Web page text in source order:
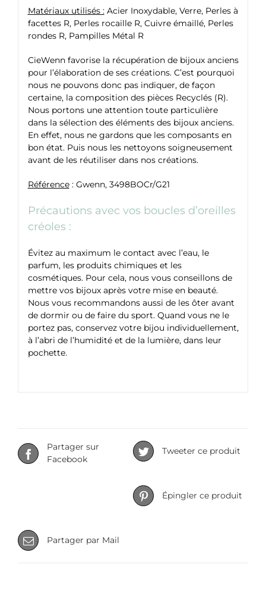
Matériaux utilisés :Acier Inoxydable, Verre, Perles à
facettes R, Perles rocaille R, Cuivre émaillé, Perles
rondes R, Pampilles Métal R
CieWenn favorise la récupération de bijoux anciens
pour l’élaboration de ses créations. C’est pourquoi
nous ne pouvons donc pas indiquer, de façon
certaine, la composition des pièces Recyclés (R).
Nous portons une attention toute particulière
dans la sélection des éléments des bijoux anciens.
En effet, nous ne gardons que les composants en
bon état. Puis nous les nettoyons soigneusement
avant de les réutiliser dans nos créations.
Référence: Gwenn, 3498BOCr/G21
Précautions avec vos boucles d’oreilles
créoles :
Évitez au maximum le contact avec l’eau, le
parfum, les produits chimiques et les
cosmétiques. Pour cela, nous vous conseillons de
mettre vos bijoux après votre mise en beauté.
Nous vous recommandons aussi de les ôter avant
de dormir ou de faire du sport. Quand vous ne le
portez pas, conservez votre bijou individuellement,
à l’abri de l’humidité et de la lumière, dans leur
pochette.
Partager sur
Facebook
Tweeter ce produit
Épingler ce produit
Partager par Mail